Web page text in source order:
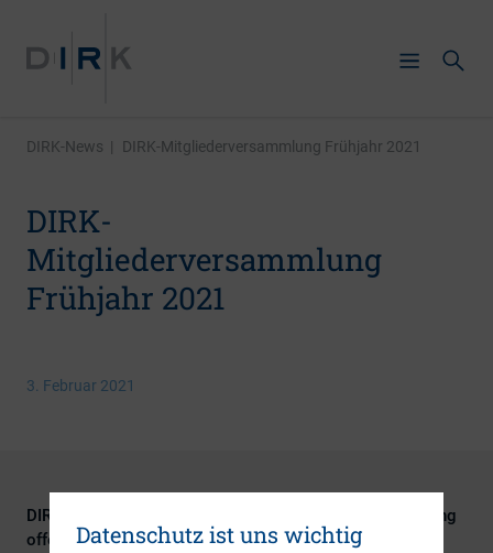
DIRK-News | DIRK-Mitgliederversammlung Frühjahr 2021
DIRK-
Mitgliederversammlung
Frühjahr 2021
3. Februar 2021
DIRK-Mitgliederversammlung Frühjahr 2021: Registrierung
offen
Datenschutz ist uns wichtig